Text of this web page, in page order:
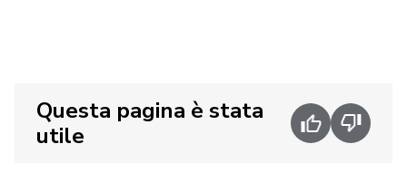
Questa pagina è stata
utile